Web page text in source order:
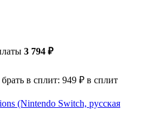
3 794 ₽
в сплит: 949 ₽ в сплит
(Nintendo Switch, русская